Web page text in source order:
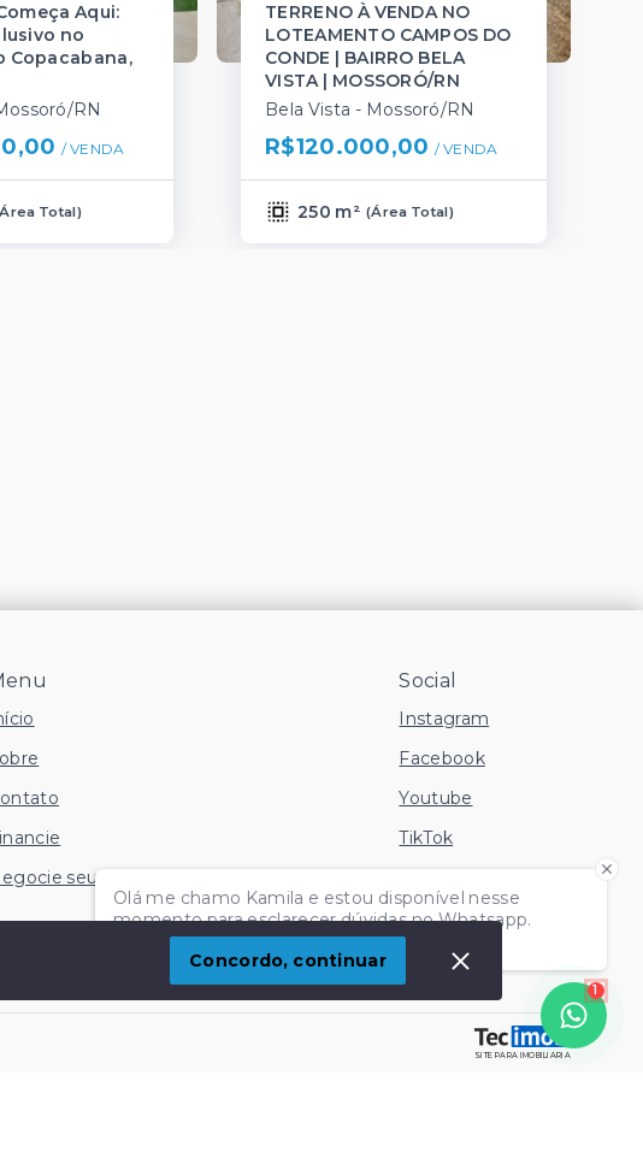
Aqui:
no
Copacabana,
RN
/ VENDA
Área Total)
TERRENO À VENDA NO
LOTEAMENTO CAMPOS DO
CONDE | BAIRRO BELA
VISTA | MOSSORÓ/RN
Bela Vista - Mossoró/RN
R$120.000,00 / VENDA
250 m² (Área Total)
Olá me chamo Kamila e estou disponível nesse
momento para esclarecer dúvidas no Whatsapp.
Independente do horário é só chamar!
1
seu Imóvel
Social
Instagram
Facebook
Youtube
TikTok
SITE PARA IMOBILIARIA
Concordo, continuar